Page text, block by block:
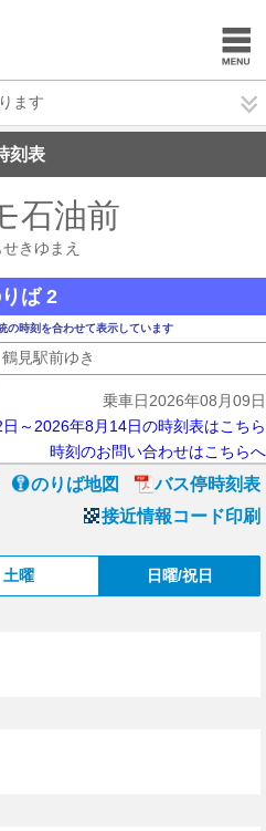
ます
刻表
石油前
きゆまえ
ば 2
の時刻を合わせて表示しています
鶴見駅前ゆき
乗車日2026年08月09日
～2026年8月14日の時刻表はこちら
時刻のお問い合わせはこちらへ
のりば地図
バス停時刻表
接近情報コード印刷
土曜 日曜/祝日